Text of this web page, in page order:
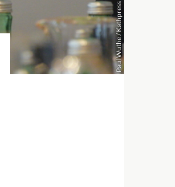
Paul Wuthe / Kathpress